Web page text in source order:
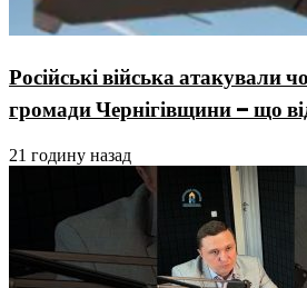
Російські війська атакували
громади Чернігівщини – що
21 годину назад